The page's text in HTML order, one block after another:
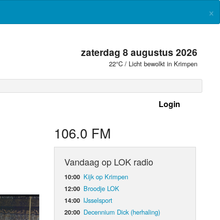
×
zaterdag 8 augustus 2026
22°C / Licht bewolkt in Krimpen
Login
106.0 FM
Vandaag op LOK radio
10:00 Kijk op Krimpen
12:00 Broodje LOK
14:00 IJsselsport
20:00 Decennium Dick (herhaling)